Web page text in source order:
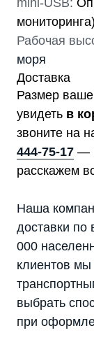
mini-USB:
мониторинга)
Рабочая
моря
Доставка
Размер
увидеть в
звоните на
444-75-17 —
расскажем
Наша
доставки по
000
клиентов мы
выбрать
при